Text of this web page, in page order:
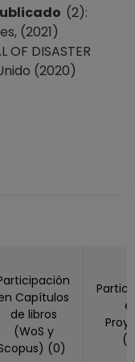
Nacional
Unidad
16-04-2021
31-08-2021
A TP No
(2):
(2021)
OF DISASTER
(2020)
Capítulos
de libros
(WoS y
Scopus) (0)